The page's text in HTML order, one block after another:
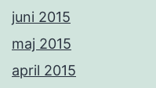
juni 2015
maj 2015
april 2015